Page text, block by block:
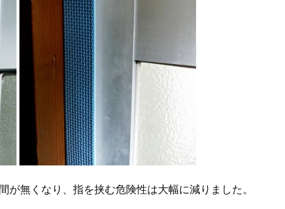
が無くなり、指を挟む危険性は大幅に減りました。